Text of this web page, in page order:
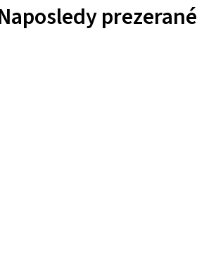
prezerané